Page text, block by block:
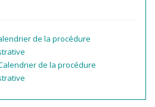
de la procédure
de la procédure